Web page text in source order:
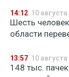
14:12 10 августа
Шесть
области
13:57 10 августа
148 тыс.